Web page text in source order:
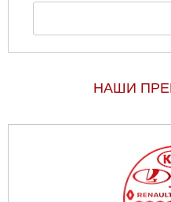
НАШИ